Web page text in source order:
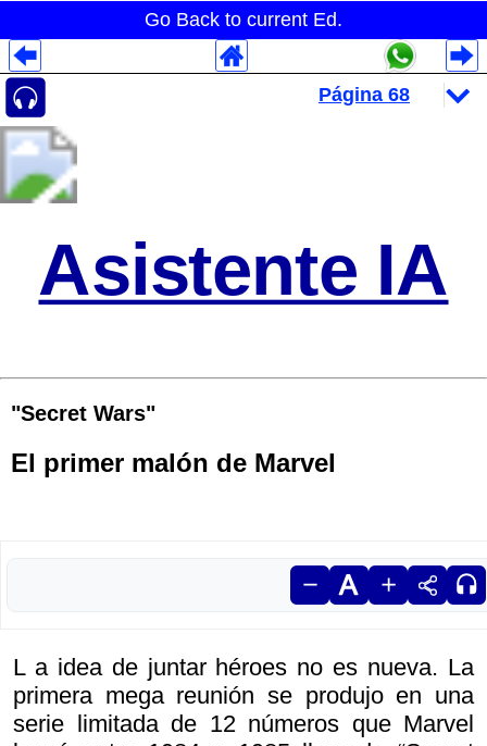
Go Back to current Ed.
Asistente IA
"Secret Wars"
El primer malón de Marvel
L a idea de juntar héroes no es nueva. La
primera mega reunión se produjo en una
serie limitada de 12 números que Marvel
Despliegues Analytics
Despliegues Totales
Despliegues por Rubros